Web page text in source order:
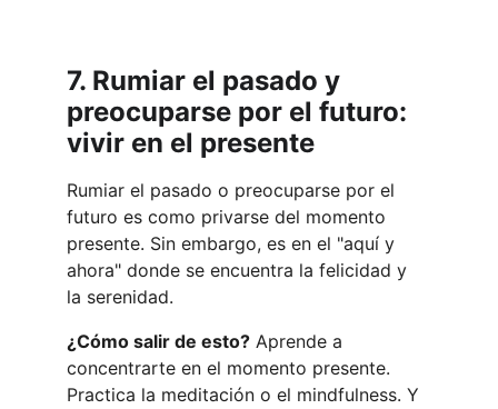
7. Rumiar el pasado y
preocuparse por el futuro:
vivir en el presente
Rumiar el pasado o preocuparse por el
futuro es como privarse del momento
presente. Sin embargo, es en el "aquí y
ahora" donde se encuentra la felicidad y
la serenidad.
¿Cómo salir de esto? Aprende a
concentrarte en el momento presente.
Practica la meditación o el mindfulness. Y